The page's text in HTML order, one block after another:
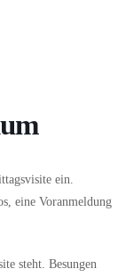
ein.
eine Voranmeldung
steht. Besungen